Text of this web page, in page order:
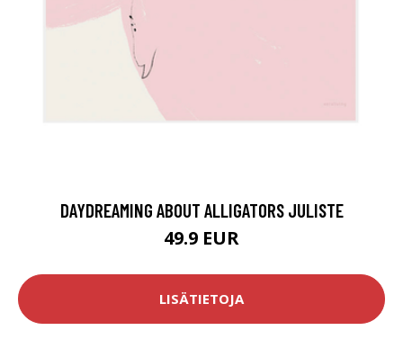
DAYDREAMING ABOUT ALLIGATORS JULISTE
49.9 EUR
LISÄTIETOJA